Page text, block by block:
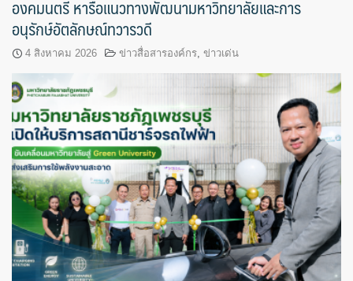
องคมนตรี หารือแนวทางพัฒนามหาวิทยาลัยและการ
อนุรักษ์อัตลักษณ์ทวารวดี
4 สิงหาคม 2026 ข่าวสื่อสารองค์กร ข่าวเด่น